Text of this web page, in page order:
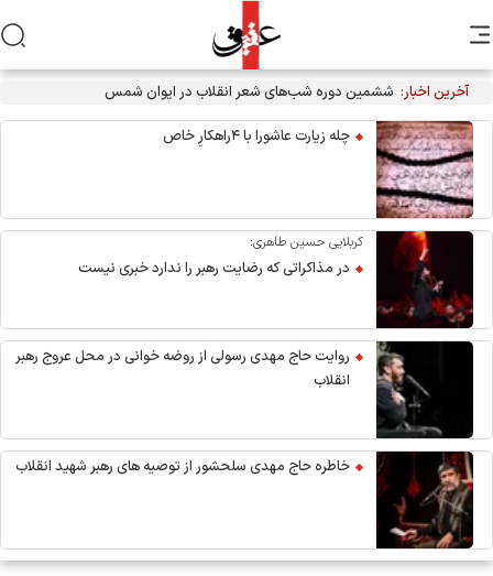
آخرین اخبار:
چله زیارت عاشورا با ۴راهکارِ خاص
کربلایی حسین طاهری:
در مذاکراتی که رضایت رهبر را ندارد خبری نیست
روایت حاج مهدی رسولی از روضه خوانی در محل عروج رهبر
انقلاب
خاطره حاج مهدی سلحشور از توصیه های رهبر شهید انقلاب